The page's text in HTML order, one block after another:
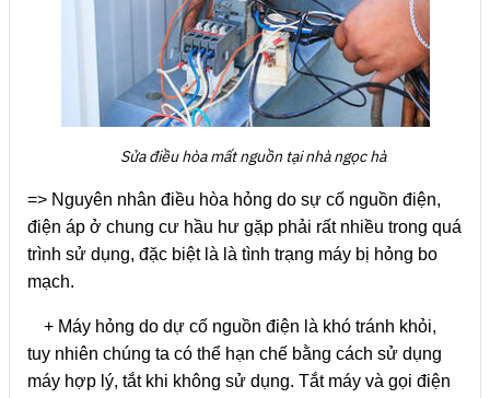
Sửa điều hòa mất nguồn tại nhà ngọc hà
=> Nguyên nhân điều hòa hỏng do sự cố nguồn điện,
điện áp ở chung cư hầu hư gặp phải rất nhiều trong quá
trình sử dụng, đặc biệt là là tình trạng máy bị hỏng bo
mạch.
+ Máy hỏng do dự cố nguồn điện là khó tránh khỏi,
tuy nhiên chúng ta có thể hạn chế bằng cách sử dụng
máy hợp lý, tắt khi không sử dụng. Tắt máy và gọi điện